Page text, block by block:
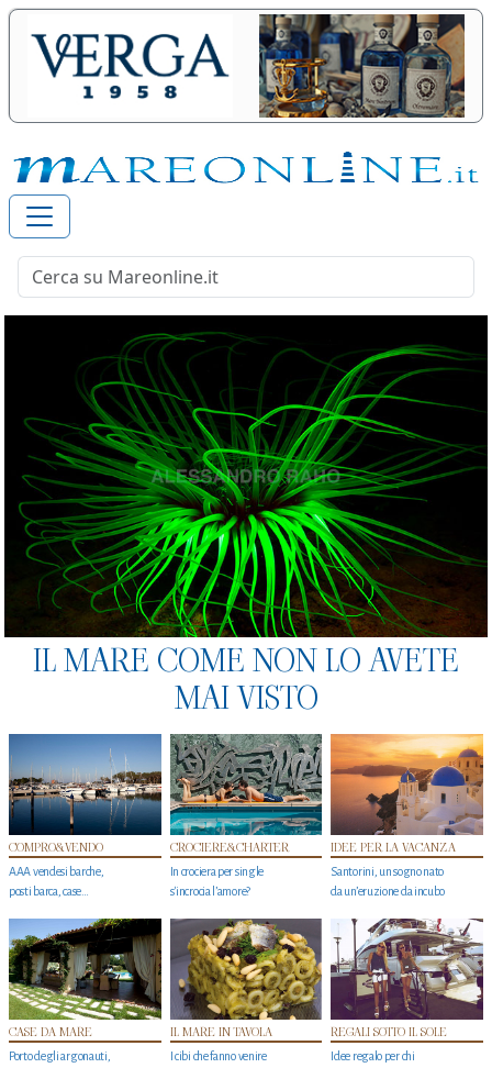
IL MARE COME NON LO AVETE
MAI VISTO
COMPRO&VENDO
AAA vendesi barche,
posti barca, case…
CROCIERE&CHARTER
In crociera per single
s'incrocia l’amore?
IDEE PER LA VACANZA
Santorini, un sogno nato
da un’eruzione da incubo
CASE DA MARE
Porto degli argonauti,
IL MARE IN TAVOLA
I cibi che fanno venire
REGALI SOTTO IL SOLE
Idee regalo per chi